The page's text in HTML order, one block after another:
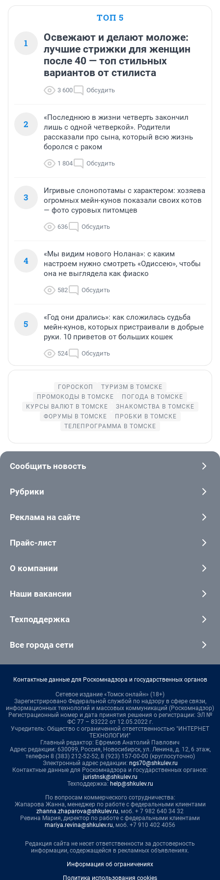
ТОП 5
1
Освежают и делают моложе:
лучшие стрижки для женщин
после 40 — топ стильных
вариантов от стилиста
3 600 Обсудить
2
«Последнюю в жизни четверть закончил
лишь с одной четверкой». Родители
рассказали про сына, который всю жизнь
боролся с раком
1 804 Обсудить
3
Игривые слонопотамы с характером: хозяева
огромных мейн-кунов показали своих котов
— фото суровых питомцев
636 Обсудить
4
«Мы видим нового Нолана»: с каким
настроем нужно смотреть «Одиссею», чтобы
она не выглядела как фиаско
582 Обсудить
5
«Год они дрались»: как сложилась судьба
мейн-кунов, которых пристраивали в добрые
руки. 10 приветов от больших кошек
524 Обсудить
ГОРОСКОП
ТУРИЗМ В ТОМСКЕ
ПРОМОКОДЫ В ТОМСКЕ
ПОГОДА В ТОМСКЕ
КУРСЫ ВАЛЮТ В ТОМСКЕ
ЗНАКОМСТВА В ТОМСКЕ
ФОРУМЫ В ТОМСКЕ
ПРОБКИ В ТОМСКЕ
ТЕЛЕПРОГРАММА В ТОМСКЕ
Сообщить новость
Рубрики
Реклама на сайте
Прайс-лист
О компании
Наши вакансии
Техподдержка
Все города сети
Контактные данные для Роскомнадзора и государственных органов
Сетевое издание «Томск онлайн» (18+)
Зарегистрировано Федеральной службой по надзору в сфере связи,
информационных технологий и массовых коммуникаций (Роскомнадзор)
Регистрационный номер и дата принятия решения о регистрации: ЭЛ №
ФС 77 – 83222 от 12.05.2022 г.
Учредитель: Общество с ограниченной ответственностью "ИНТЕРНЕТ
ТЕХНОЛОГИИ"
Главный редактор: Ефремов Анатолий Павлович
Адрес редакции: 630099, Россия, Новосибирск, ул. Ленина, д. 12, 6 этаж,
телефон 8 (383) 212-52-52, 8 (923) 157-00-00 (круглосуточно)
Электронный адрес редакции: ngs70@shkulev.ru
Контактные данные для Роскомнадзора и государственных органов:
juristnsk@shkulev.ru
Техподдержка: help@shkulev.ru
По вопросам коммерческого сотрудничества:
Жапарова Жанна, менеджер по работе с федеральными клиентами
zhanna.zhaparova@shkulev.ru, моб. + 7 982 640 34 32
Ревина Мария, директор по работе с федеральными клиентами
mariya.revina@shkulev.ru, моб. +7 910 402 4056
Редакция сайта не несет ответственности за достоверность
информации, содержащейся в рекламных объявлениях.
Информация об ограничениях
Политика использования cookies